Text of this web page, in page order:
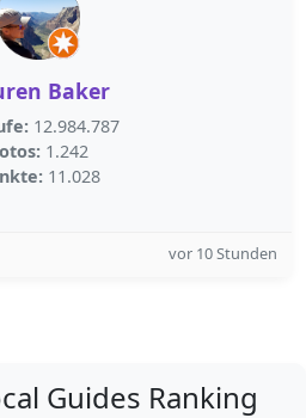
Baker
12.984.787
1.242
11.028
vor 10 Stunden
Guides Ranking